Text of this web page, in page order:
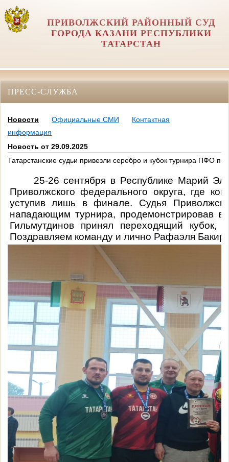
ПРИВОЛЖСКИЙ РАЙОННЫЙ СУД
ГОРОДА КАЗАНИ РЕСПУБЛИКИ
ТАТАРСТАН
ПРЕСС-СЛУЖБА
Новости Официальные СМИ
Контактная
информация
Новость от 29.09.2025
Татарстанские судьи привезли серебро и кубок турнира ПФО
25-26 сентября в Республике Марий
Приволжского федерального округа, где
уступив лишь в финале. Судья
нападающим турнира, продемонстрировав
Гильмутдинов принял переходящий
Поздравляем команду и лично Рафаэля